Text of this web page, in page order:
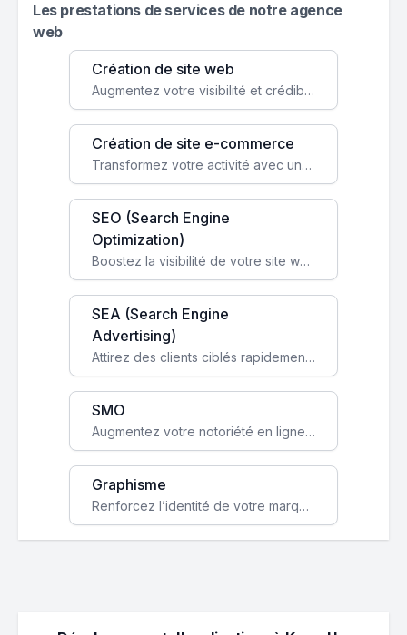
Les prestations de services de notre agence
web
Création de site web
Augmentez votre visibilité et crédibilité en ligne avec un site web performant, conçu pour attirer plus de clients.
Création de site e-commerce
Transformez votre activité avec une boutique en ligne, accessible à l'échelle mondiale 24/7.
SEO (Search Engine
Optimization)
Boostez la visibilité de votre site web sur Google et attirez du trafic qualifié grâce à nos stratégies SEO.
SEA (Search Engine
Advertising)
Attirez des clients ciblés rapidement avec des campagnes publicitaires payantes optimisées pour vos objectifs.
SMO
Augmentez votre notoriété en ligne et stimulez la croissance de votre entreprise grâce à une stratégie sociale sur mesure.
Graphisme
Renforcez l’identité de votre marque avec un design unique qui capte l’attention et engage vos clients.